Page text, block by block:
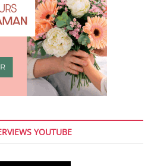
YOUTUBE